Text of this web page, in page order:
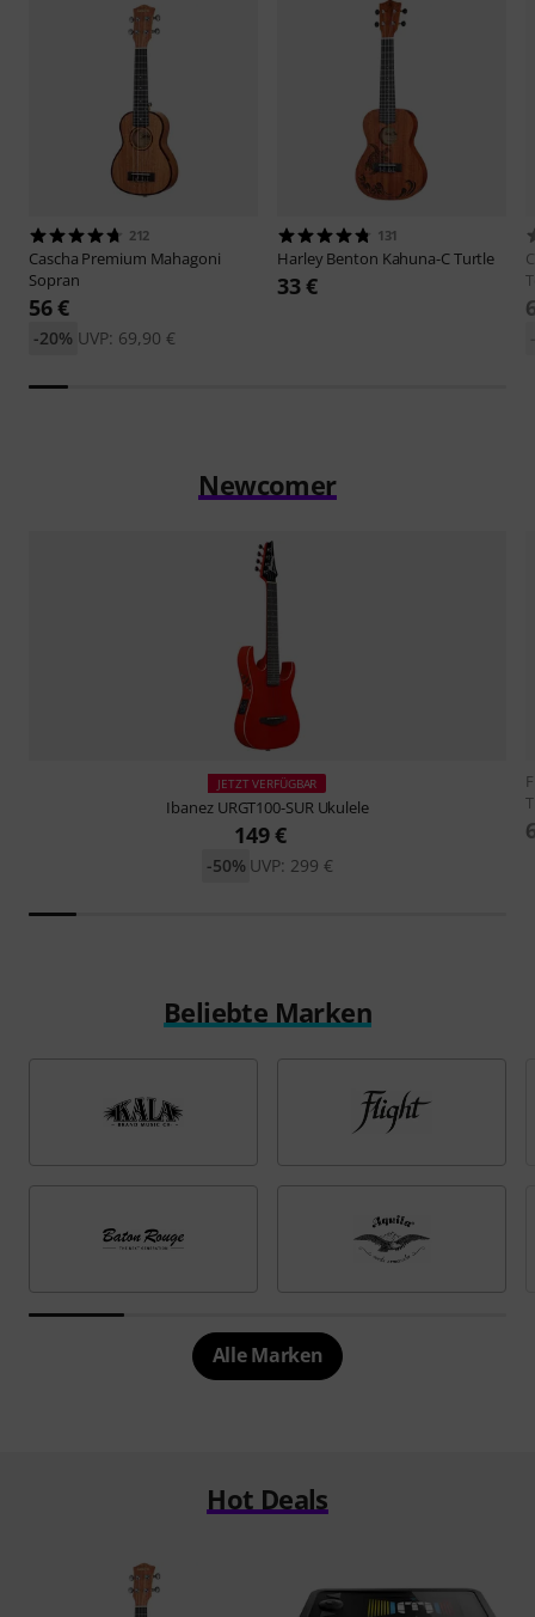
212
Cascha Premium Mahagoni
Sopran
56 €
UVP: 69,90 €
-20%
131
Harley Benton Kahuna-C Turtle
33 €
Newcomer
JETZT VERFÜGBAR
Ibanez URGT100-SUR Ukulele
149 €
UVP: 299 €
-50%
Beliebte Marken
Alle Marken
Hot Deals